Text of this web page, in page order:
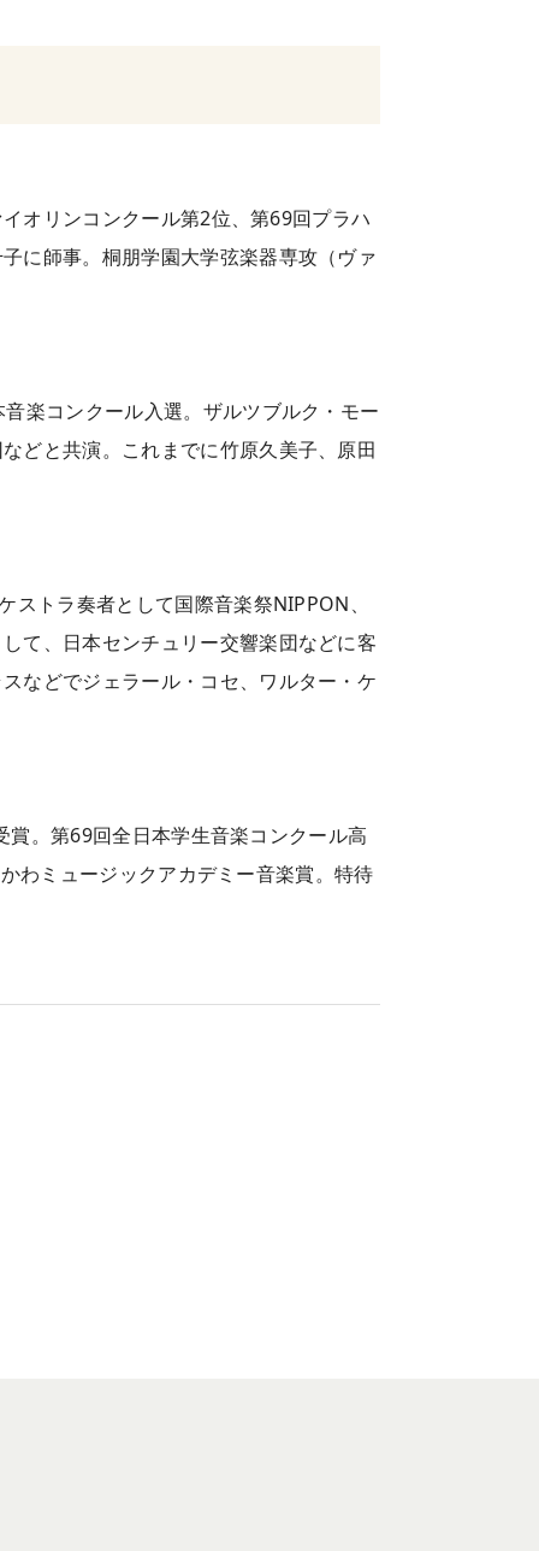
オリンコンクール第2位、第69回プラハ
に師事。桐朋学園大学弦楽器専攻（ヴァ
楽コンクール入選。ザルツブルク・モー
どと共演。これまでに竹原久美子、原田
トラ奏者として国際音楽祭NIPPON、
て、日本センチュリー交響楽団などに客
などでジェラール・コセ、ワルター・ケ
。第69回全日本学生音楽コンクール高
わミュージックアカデミー音楽賞。特待